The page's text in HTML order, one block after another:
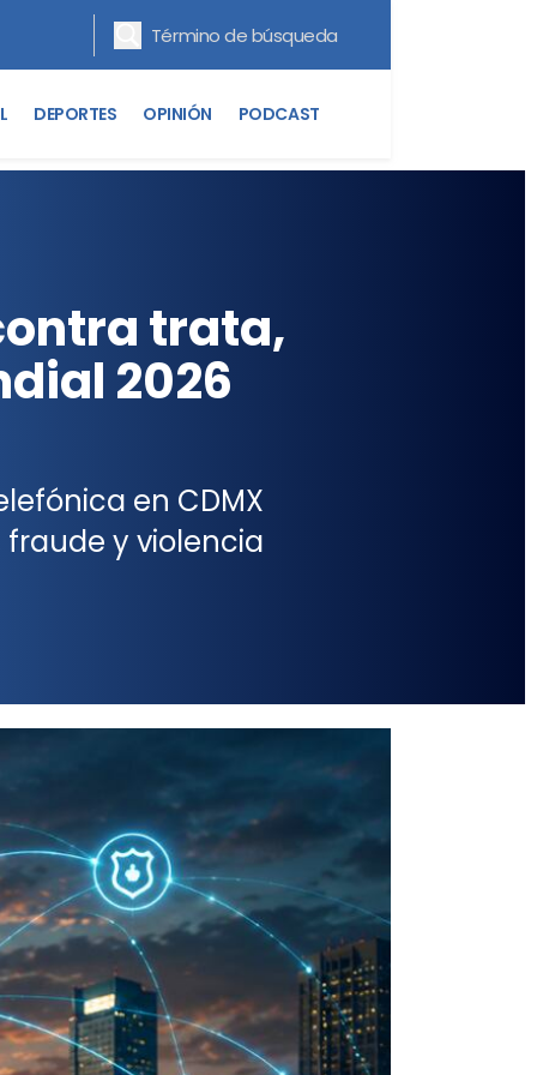
DEPORTES OPINIÓN PODCAST
trata,
2026
en CDMX
y violencia